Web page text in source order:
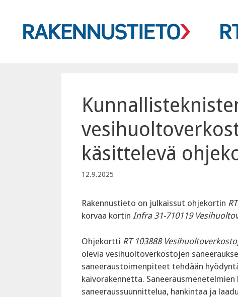
käsittelevä
12.9.2025
Rakennustieto on julkaissut ohjekortin
korvaa kortin Infra 31-710119
Ohjekortti RT 103888
olevia vesihuoltoverkostojen
saneeraustoimenpiteet tehdään
kaivorakennetta.
saneeraussuunnittelua, hankintaa ja